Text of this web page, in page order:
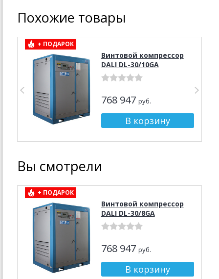
Похожие товары
+ ПОДАРОК
Винтовой компрессор
DALI DL-30/10GA
768 947 руб.
Вы смотрели
+ ПОДАРОК
Винтовой компрессор
DALI DL-30/8GA
768 947 руб.